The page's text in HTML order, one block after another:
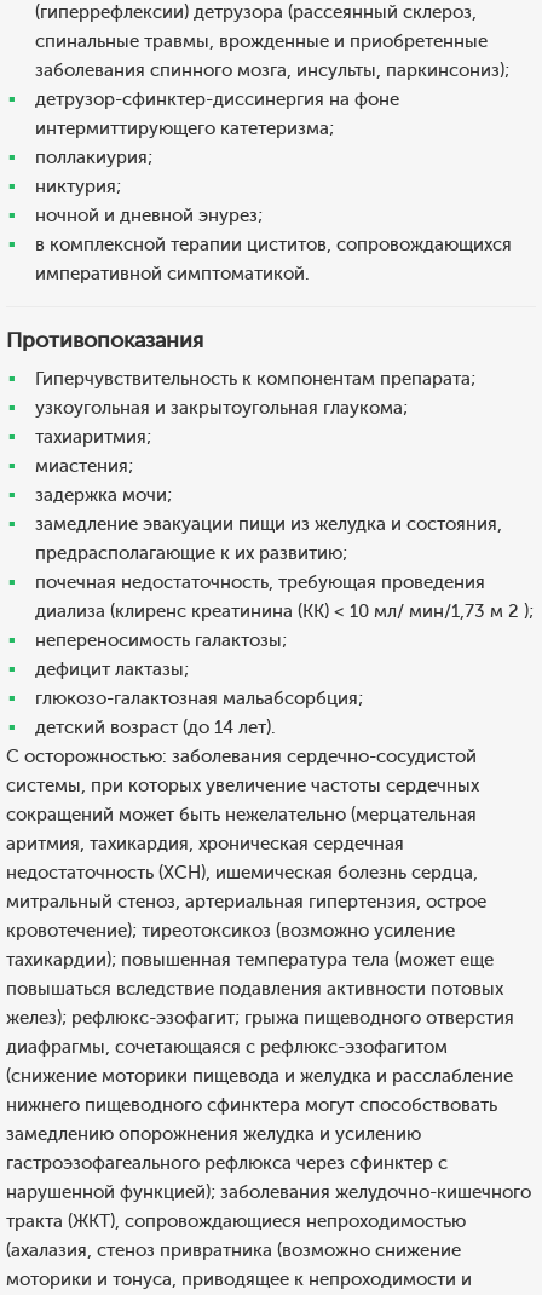
(гиперрефлексии) детрузора (рассеянный склероз,
спинальные травмы, врожденные и приобретенные
заболевания спинного мозга, инсульты, паркинсониз);
детрузор-сфинктер-диссинергия на фоне
интермиттирующего катетеризма;
поллакиурия;
никтурия;
ночной и дневной энурез;
в комплексной терапии циститов, сопровождающихся
императивной симптоматикой.
Противопоказания
Гиперчувствительность к компонентам препарата;
узкоугольная и закрытоугольная глаукома;
тахиаритмия;
миастения;
задержка мочи;
замедление эвакуации пищи из желудка и состояния,
предрасполагающие к их развитию;
почечная недостаточность, требующая проведения
диализа (клиренс креатинина (КК) < 10 мл/ мин/1,73 м 2 );
непереносимость галактозы;
дефицит лактазы;
глюкозо-галактозная мальабсорбция;
детский возраст (до 14 лет).
С осторожностью: заболевания сердечно-сосудистой
системы, при которых увеличение частоты сердечных
сокращений может быть нежелательно (мерцательная
аритмия, тахикардия, хроническая сердечная
недостаточность (ХСН), ишемическая болезнь сердца,
митральный стеноз, артериальная гипертензия, острое
кровотечение); тиреотоксикоз (возможно усиление
тахикардии); повышенная температура тела (может еще
повышаться вследствие подавления активности потовых
желез); рефлюкс-эзофагит; грыжа пищеводного отверстия
диафрагмы, сочетающаяся с рефлюкс-эзофагитом
(снижение моторики пищевода и желудка и расслабление
нижнего пищеводного сфинктера могут способствовать
замедлению опорожнения желудка и усилению
гастроэзофагеального рефлюкса через сфинктер с
нарушенной функцией); заболевания желудочно-кишечного
тракта (ЖКТ), сопровождающиеся непроходимостью
(ахалазия, стеноз привратника (возможно снижение
моторики и тонуса, приводящее к непроходимости и